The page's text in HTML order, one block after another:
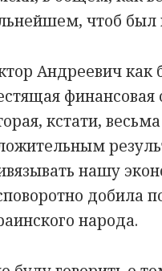
чтоб был
Андреевич как
кстати,
нашу
добила
народа.